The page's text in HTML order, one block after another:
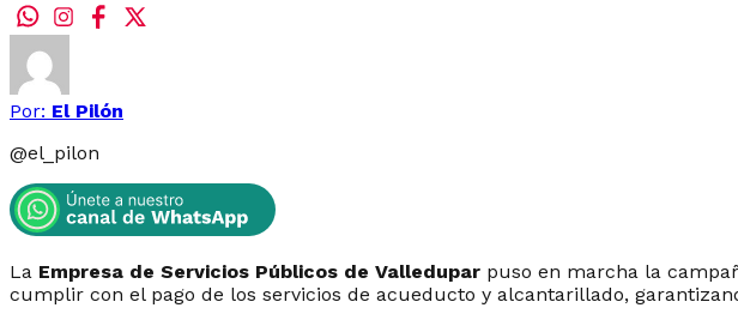
Por: El Pilón
@el_pilon
La Empresa de Servicios Públicos de Valledupar puso en marcha la
cumplir con el pago de los servicios de acueducto y alcantarillado,